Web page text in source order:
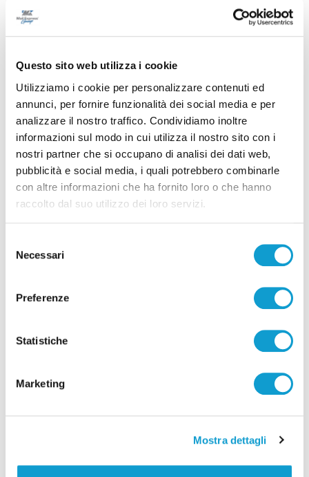
Questo sito web utilizza i cookie
Utilizziamo i cookie per personalizzare contenuti ed
annunci, per fornire funzionalità dei social media e per
analizzare il nostro traffico. Condividiamo inoltre
informazioni sul modo in cui utilizza il nostro sito con i
nostri partner che si occupano di analisi dei dati web,
pubblicità e social media, i quali potrebbero combinarle
con altre informazioni che ha fornito loro o che hanno
raccolto dal suo utilizzo dei loro servizi.
delNecessari
Preferenze
Statistiche
Marketing
Mostra dettagli
Ragazza dispersa da Roma ritrovata nella
Val di Bove a Ussita: attivati soccorritori
e unità cinofile